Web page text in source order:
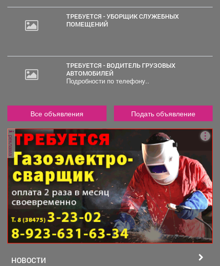
ТРЕБУЕТСЯ - УБОРЩИК СЛУЖЕБНЫХ
ПОМЕЩЕНИЙ
ТРЕБУЕТСЯ - ВОДИТЕЛЬ ГРУЗОВЫХ
АВТОМОБИЛЕЙ
Подробности по телефону..
Все объявления Подать объявление
реклама
НОВОСТИ